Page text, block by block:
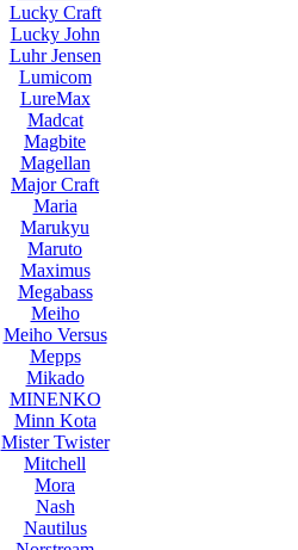
Lucky Craft
Lucky John
Luhr Jensen
Lumicom
LureMax
Madcat
Magbite
Magellan
Major Craft
Maria
Marukyu
Maruto
Maximus
Megabass
Meiho
Meiho Versus
Mepps
Mikado
MINENKO
Minn Kota
Mister Twister
Mitchell
Mora
Nash
Nautilus